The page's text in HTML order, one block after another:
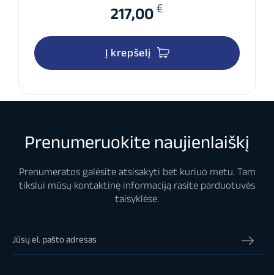
217,00 €
Į krepšelį
Prenumeruokite naujienlaiškį
Prenumeratos galėsite atsisakyti bet kuriuo metu. Tam
tikslui mūsų kontaktinę informaciją rasite parduotuvės
taisyklėse.